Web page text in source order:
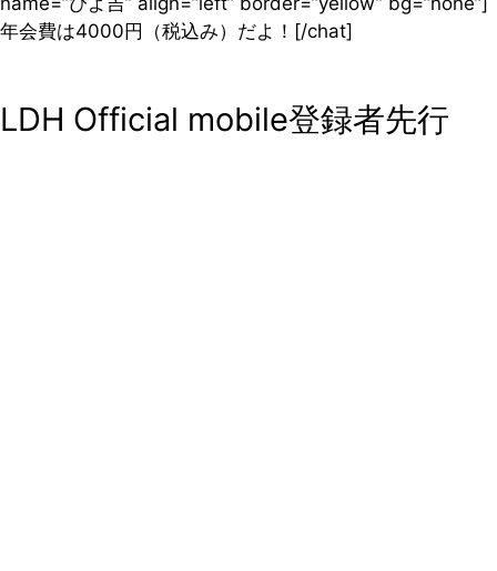
年会費は4000円（税込み）だよ！[/chat]
LDH Official mobile登録者先行